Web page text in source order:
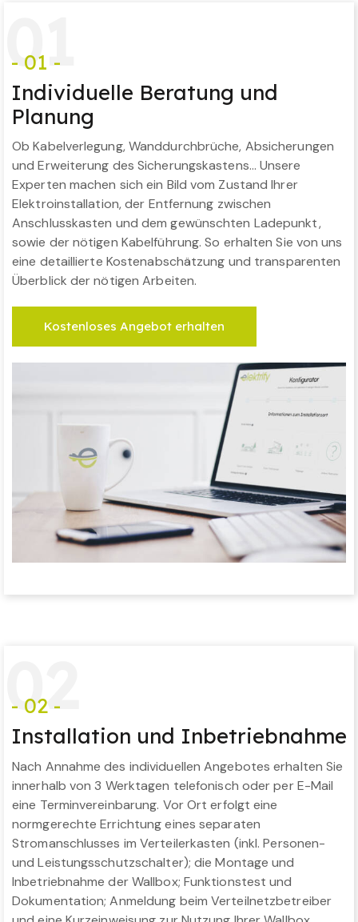
01
- 01 -
Individuelle Beratung und
Planung
Ob Kabelverlegung, Wanddurchbrüche, Absicherungen
und Erweiterung des Sicherungskastens… Unsere
Experten machen sich ein Bild vom Zustand Ihrer
Elektroinstallation, der Entfernung zwischen
Anschlusskasten und dem gewünschten Ladepunkt,
sowie der nötigen Kabelführung. So erhalten Sie von uns
eine detaillierte Kostenabschätzung und transparenten
Überblick der nötigen Arbeiten.
Kostenloses Angebot erhalten
02
- 02 -
Installation und Inbetriebnahme
Nach Annahme des individuellen Angebotes erhalten Sie
innerhalb von 3 Werktagen telefonisch oder per E-Mail
eine Terminvereinbarung. Vor Ort erfolgt eine
normgerechte Errichtung eines separaten
Stromanschlusses im Verteilerkasten (inkl. Personen-
und Leistungsschutzschalter); die Montage und
Inbetriebnahme der Wallbox; Funktionstest und
Dokumentation; Anmeldung beim Verteilnetzbetreiber